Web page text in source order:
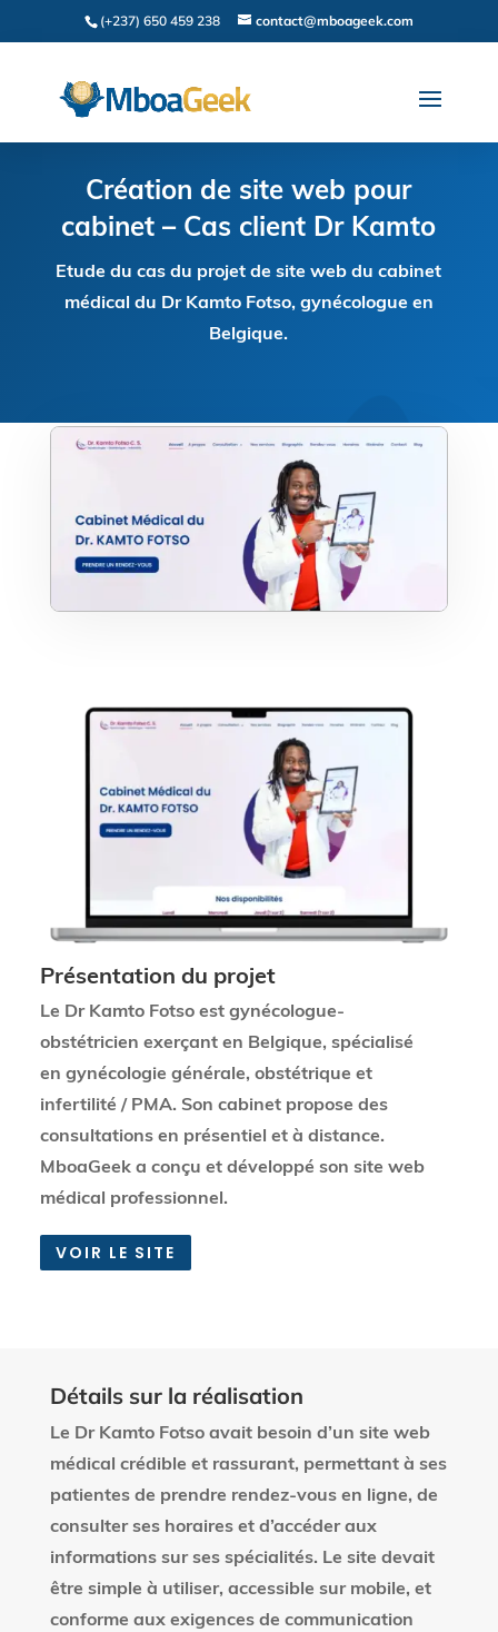
(+237) 650 459 238 contact@mboageek.com
Création de site web pour
cabinet – Cas client Dr Kamto
Etude du cas du projet de site web du cabinet
médical du Dr Kamto Fotso, gynécologue en
Belgique.
Présentation du projet
Le Dr Kamto Fotso est gynécologue-
obstétricien exerçant en Belgique, spécialisé
en gynécologie générale, obstétrique et
infertilité / PMA. Son cabinet propose des
consultations en présentiel et à distance.
MboaGeek a conçu et développé son site web
médical professionnel.
VOIR LE SITE
Détails sur la réalisation
Le Dr Kamto Fotso avait besoin d’un site web
médical crédible et rassurant, permettant à ses
patientes de prendre rendez-vous en ligne, de
consulter ses horaires et d’accéder aux
informations sur ses spécialités. Le site devait
être simple à utiliser, accessible sur mobile, et
conforme aux exigences de communication